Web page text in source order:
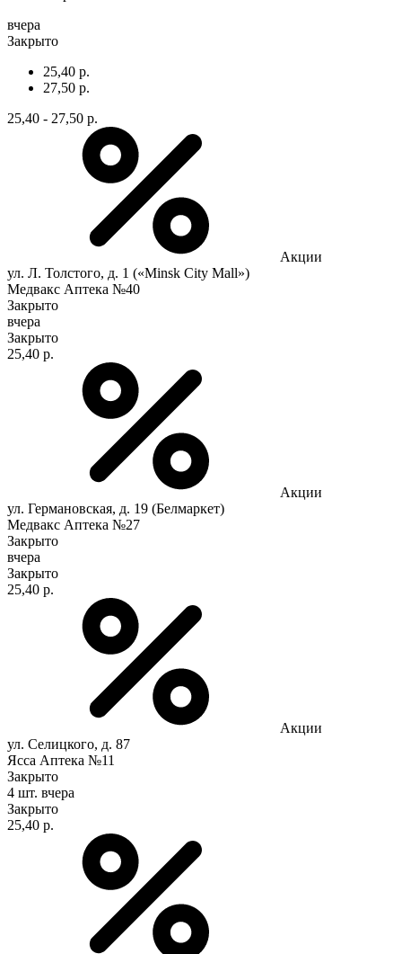
вчера
Закрыто
25,40 р.
27,50 р.
25,40 - 27,50 р.
Акции
ул. Л. Толстого, д. 1 («Minsk City Mall»)
Медвакс Аптека №40
Закрыто
вчера
Закрыто
25,40 р.
Акции
ул. Германовская, д. 19 (Белмаркет)
Медвакс Аптека №27
Закрыто
вчера
Закрыто
25,40 р.
Акции
ул. Селицкого, д. 87
Ясса Аптека №11
Закрыто
4 шт. вчера
Закрыто
25,40 р.